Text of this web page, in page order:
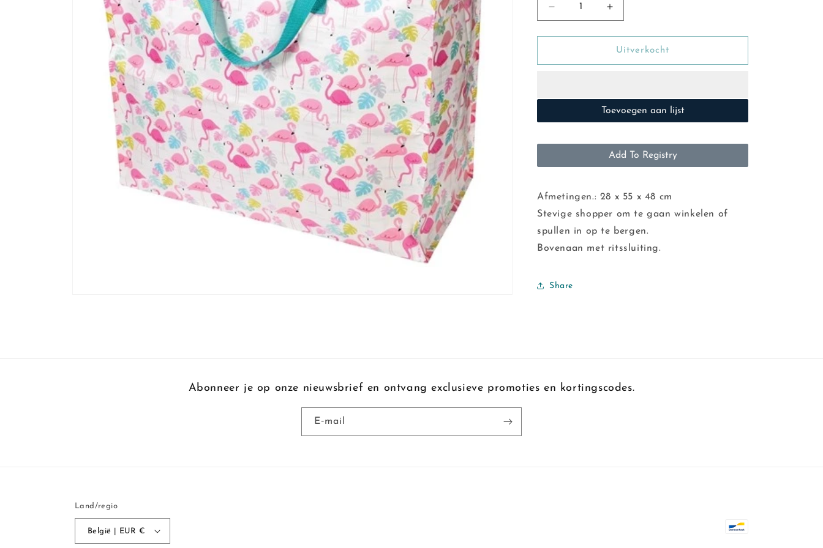
Aantal
verlagen
voor
bag
Aantal
verhogen
voor
REX:Jumbo
bag
Uitverkocht
Toevoegen aan lijst
Add To Registry
Afmetingen.: 28 x 55 x 48 cm
Stevige shopper om te gaan winkelen of
spullen in op te bergen.
Bovenaan met ritssluiting.
Share
Abonneer je op onze nieuwsbrief en ontvang exclusieve promoties en kortingscodes.
E‑mail
Land/regio
België | EUR € Betaalmethoden